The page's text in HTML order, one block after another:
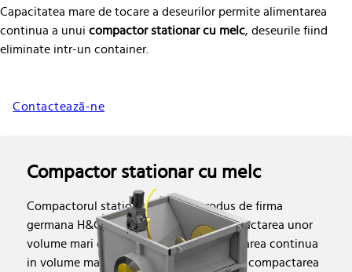
Capacitatea mare de tocare a deseurilor permite alimentarea
continua a unui compactor stationar cu melc, deseurile fiind
eliminate intr-un container.
Contactează-ne
Compactor stationar cu melc
Compactorul stationar cu melc produs de firma
germana H&G este potrivit pentru compactarea unor
volume mari de deseuri. Permite alimentarea continua
in volume mari Este foarte performant in compactarea